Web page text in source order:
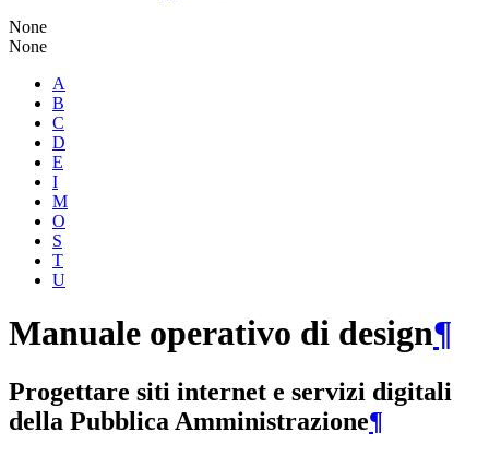
None
None
A
B
C
D
E
I
M
O
S
T
U
Manuale operativo di design¶
Progettare siti internet e servizi digitali
della Pubblica Amministrazione¶